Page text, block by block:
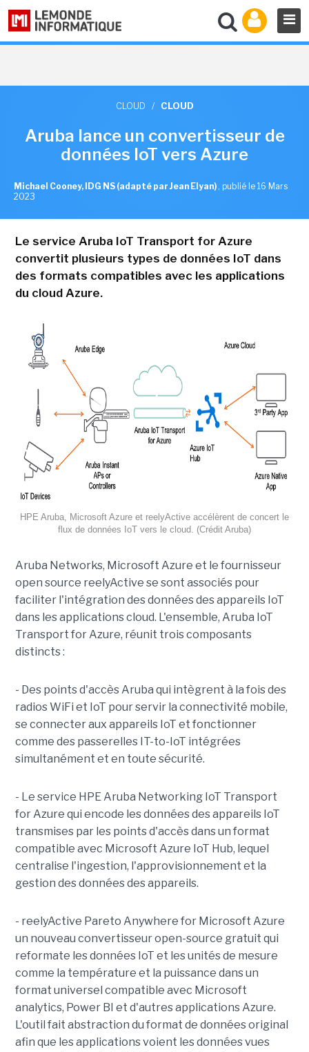
CLOUD / CLOUD
Aruba lance un convertisseur de
données IoT vers Azure
Michael Cooney, IDG NS (adapté par Jean Elyan) , publié le 16 Mars
2023
Le service Aruba IoT Transport for Azure
convertit plusieurs types de données IoT dans
des formats compatibles avec les applications
du cloud Azure.
HPE Aruba, Microsoft Azure et reelyActive accélèrent de concert le
flux de données IoT vers le cloud. (Crédit Aruba)
Aruba Networks, Microsoft Azure et le fournisseur
open source reelyActive se sont associés pour
faciliter l'intégration des données des appareils IoT
dans les applications cloud. L'ensemble, Aruba IoT
Transport for Azure, réunit trois composants
distincts :
- Des points d'accès Aruba qui intègrent à la fois des
radios WiFi et IoT pour servir la connectivité mobile,
se connecter aux appareils IoT et fonctionner
comme des passerelles IT-to-IoT intégrées
simultanément et en toute sécurité.
- Le service HPE Aruba Networking IoT Transport
for Azure qui encode les données des appareils IoT
transmises par les points d'accès dans un format
compatible avec Microsoft Azure IoT Hub, lequel
centralise l'ingestion, l'approvisionnement et la
gestion des données des appareils.
- reelyActive Pareto Anywhere for Microsoft Azure
un nouveau convertisseur open-source gratuit qui
reformate les données IoT et les unités de mesure
comme la température et la puissance dans un
format universel compatible avec Microsoft
analytics, Power BI et d'autres applications Azure.
L'outil fait abstraction du format de données original
afin que les applications voient les données vues